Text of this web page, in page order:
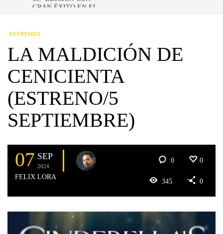
ESTRENOS
LA MALDICIÓN DE
CENICIENTA
(ESTRENO/5
SEPTIEMBRE)
07 SEP
2024
FELIX LORA
0 0
345 0